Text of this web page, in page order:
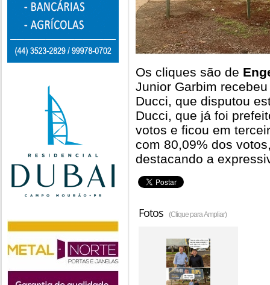
Os cliques são de
Junior Garbim
Ducci, que disputou
Ducci, que já foi
votos e ficou em
com 80,09% dos
destacando a
Fotos (Clique para Ampliar)